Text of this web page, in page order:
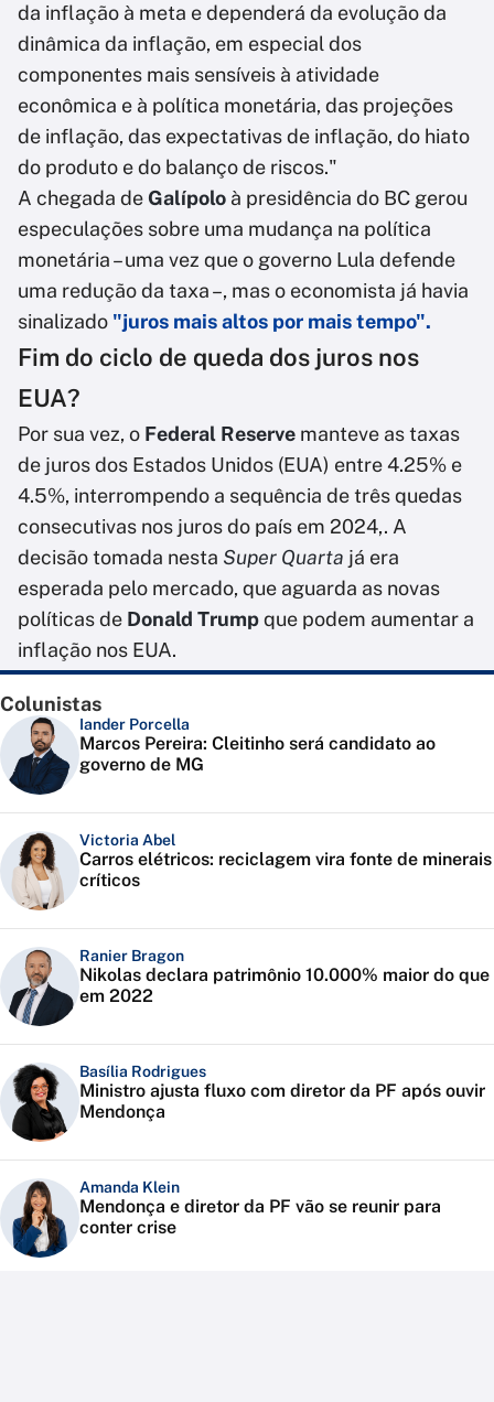
da inflação à meta e dependerá da evolução da
dinâmica da inflação, em especial dos
componentes mais sensíveis à atividade
econômica e à política monetária, das projeções
de inflação, das expectativas de inflação, do hiato
do produto e do balanço de riscos."
A chegada deGalípolo à presidência do BC gerou
especulações sobre uma mudança na política
monetária – uma vez que o governo Lula defende
uma redução da taxa –, mas o economista já havia
sinalizado "juros mais altos por mais tempo".
Fim do ciclo de queda dos juros nos
EUA?
Por sua vez, o Federal Reserve manteve as taxas
de juros dos Estados Unidos (EUA) entre 4.25% e
4.5%, interrompendo a sequência de três quedas
consecutivas nos juros do país em 2024,. A
decisão tomada nesta Super Quarta já era
esperada pelo mercado, que aguarda as novas
políticas de Donald Trumpque podem aumentar a
inflação nos EUA.
Colunistas
Iander Porcella
Marcos Pereira: Cleitinho será candidato ao
governo de MG
Victoria Abel
Carros elétricos: reciclagem vira fonte de minerais
críticos
Ranier Bragon
Nikolas declara patrimônio 10.000% maior do que
em 2022
Basília Rodrigues
Ministro ajusta fluxo com diretor da PF após ouvir
Mendonça
Amanda Klein
Mendonça e diretor da PF vão se reunir para
conter crise